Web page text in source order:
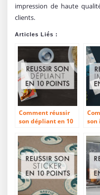
impression de haute
clients.
Articles Liés :
Comment réussir
son dépliant en 10
son